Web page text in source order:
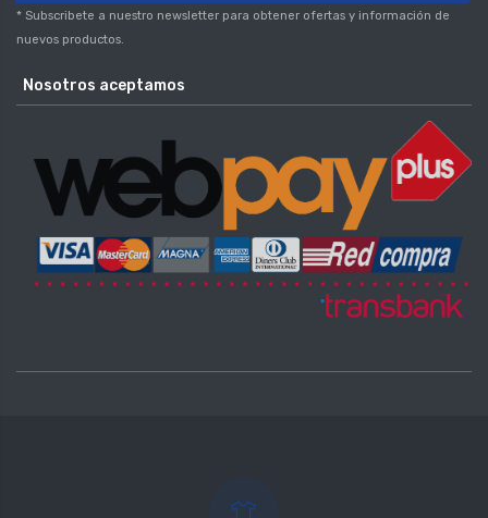
* Subscribete a nuestro newsletter para obtener ofertas y información de
nuevos productos.
Nosotros aceptamos